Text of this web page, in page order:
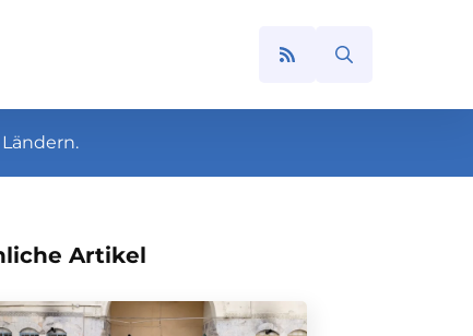
Artikel